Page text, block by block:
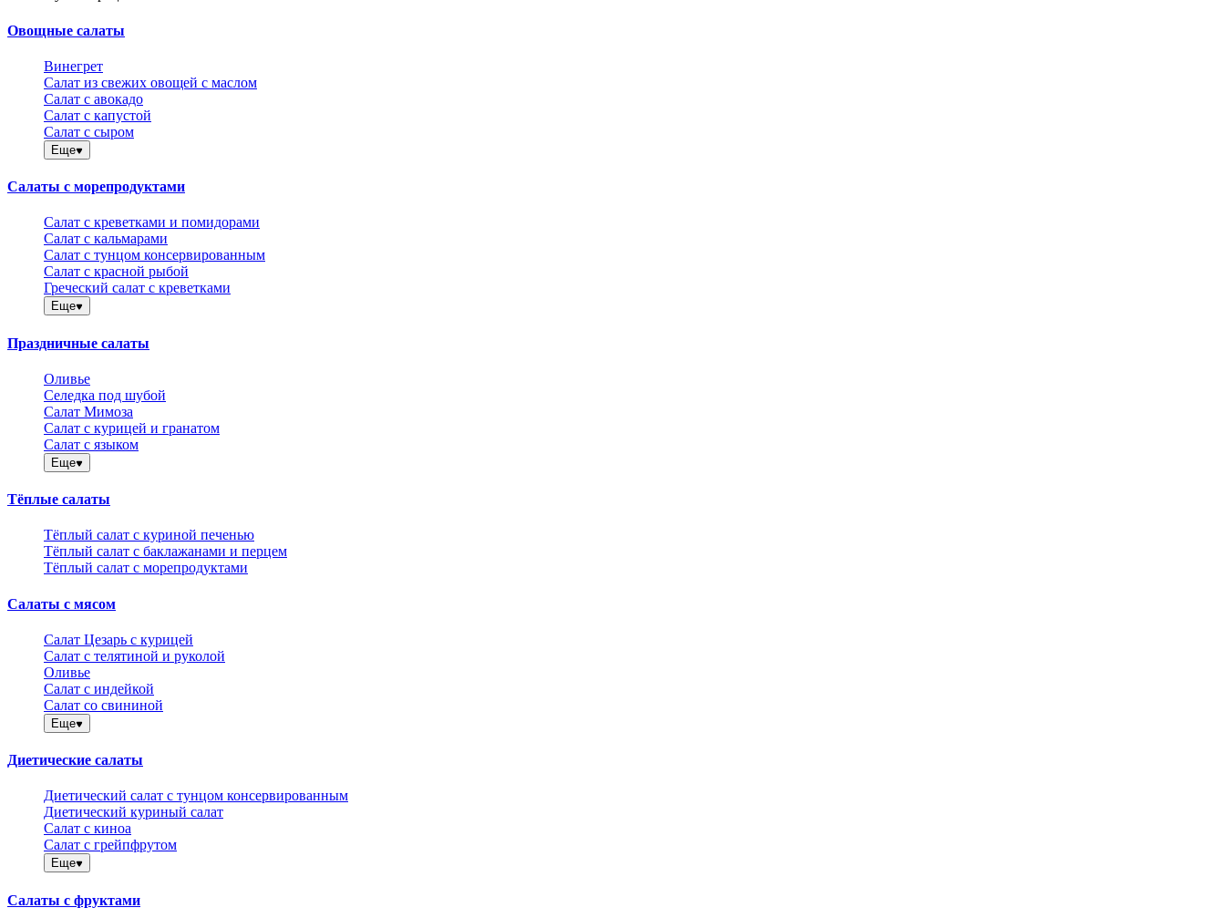
Овощные салаты
Винегрет
Салат из свежих овощей с маслом
Салат с авокадо
Салат с капустой
Салат с сыром
Еще
Салаты с морепродуктами
Салат с креветками и помидорами
Салат с кальмарами
Салат с тунцом консервированным
Салат с красной рыбой
Греческий салат с креветками
Еще
Праздничные салаты
Оливье
Селедка под шубой
Салат Мимоза
Салат с курицей и гранатом
Салат с языком
Еще
Тёплые салаты
Тёплый салат с куриной печенью
Тёплый салат с баклажанами и перцем
Тёплый салат с морепродуктами
Салаты с мясом
Салат Цезарь с курицей
Салат с телятиной и руколой
Оливье
Салат с индейкой
Салат со свининой
Еще
Диетические салаты
Диетический салат с тунцом консервированным
Диетический куриный салат
Салат с киноа
Салат с грейпфрутом
Еще
Салаты с фруктами